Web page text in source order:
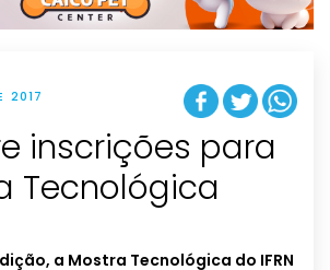
n
2017
inscrições para
Tecnológica
a Mostra Tecnológica do IFRN